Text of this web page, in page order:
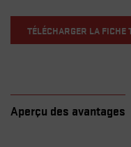
TÉLÉCHARGER LA FICHE
Aperçu des avantages